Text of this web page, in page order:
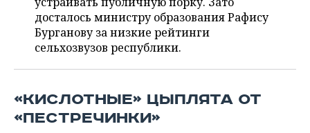
ONLINE-КОНФЕРЕНЦИИ
ОТКРЫТАЯ ЛЕКЦИЯ
ХОККЕЙ
БАСКЕТБОЛ
ВЛАСТЬ
ИНФРАСТРУКТУРА
СЮЖЕТЫ
СПРАВОЧНИК
досталось министру образования Рафису
Бурганову за низкие рейтинги
сельхозвузов республики.
«КИСЛОТНЫЕ» ЦЫПЛЯТА ОТ
«ПЕСТРЕЧИНКИ»